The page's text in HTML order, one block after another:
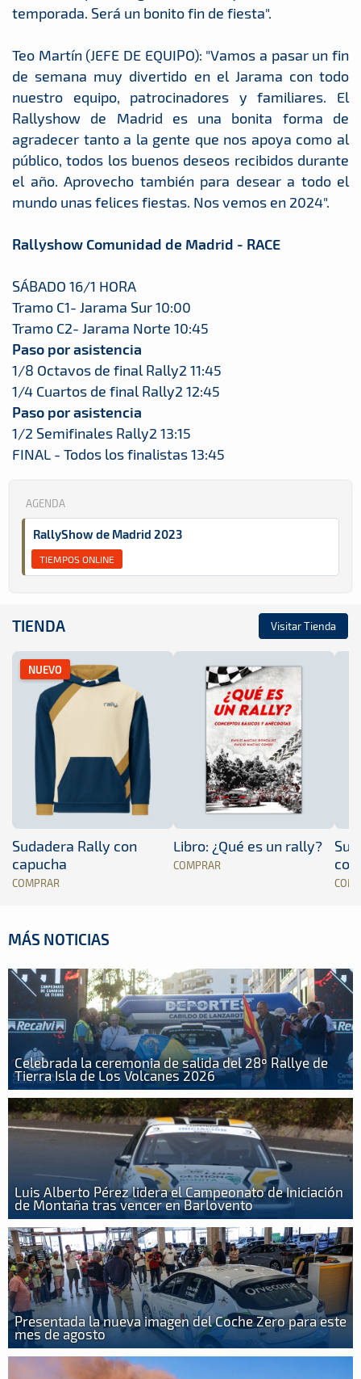
temporada. Será un bonito fin de fiesta".
Teo Martín (JEFE DE EQUIPO): "Vamos a pasar un fin
de semana muy divertido en el Jarama con todo
nuestro equipo, patrocinadores y familiares. El
Rallyshow de Madrid es una bonita forma de
agradecer tanto a la gente que nos apoya como al
público, todos los buenos deseos recibidos durante
el año. Aprovecho también para desear a todo el
mundo unas felices fiestas. Nos vemos en 2024".
Rallyshow Comunidad de Madrid - RACE
SÁBADO 16/1 HORA
Tramo C1- Jarama Sur 10:00
Tramo C2- Jarama Norte 10:45
Paso por asistencia
1/8 Octavos de final Rally2 11:45
1/4 Cuartos de final Rally2 12:45
Paso por asistencia
1/2 Semifinales Rally2 13:15
FINAL - Todos los finalistas 13:45
AGENDA
RallyShow de Madrid 2023
TIEMPOS ONLINE
TIENDA Visitar Tienda
NUEVO
Sudadera Rally con
capucha
COMPRAR
Libro: ¿Qué es un rally?
COMPRAR
MÁS NOTICIAS
Celebrada la ceremonia de salida del 28º Rallye de
Tierra Isla de Los Volcanes 2026
Luis Alberto Pérez lidera el Campeonato de Iniciación
de Montaña tras vencer en Barlovento
Presentada la nueva imagen del Coche Zero para este
mes de agosto